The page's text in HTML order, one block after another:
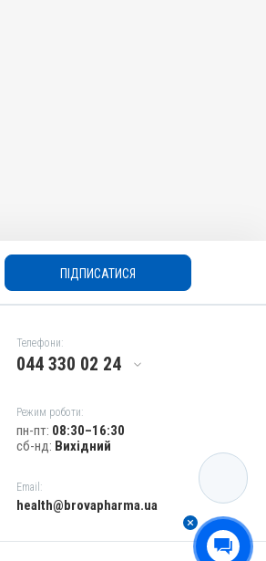
ПІДПИСАТИСЯ
Телефони:
044 330 02 24
Режим роботи:
пн-пт: 08:30–16:30
сб-нд: Вихідний
Email:
health@brovapharma.ua
КАТАЛОГ